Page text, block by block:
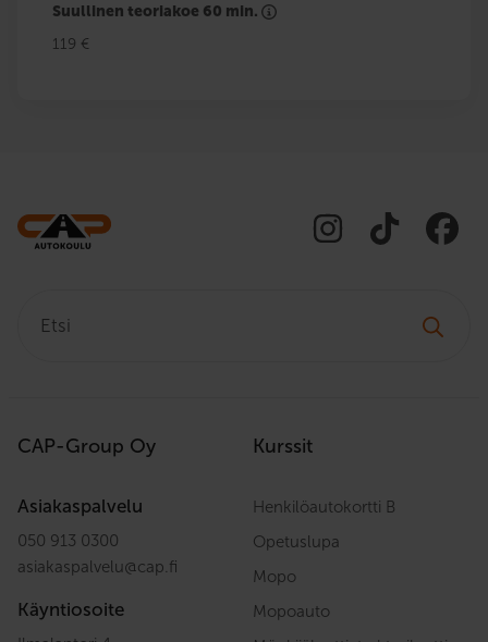
Suullinen teoriakoe 60 min.
119 €
CAP-Group Oy
Asiakaspalvelu
050 913 0300
asiakaspalvelu@cap.fi
Käyntiosoite
Kurssit
Henkilöautokortti B
Opetuslupa
Mopo
Mopoauto